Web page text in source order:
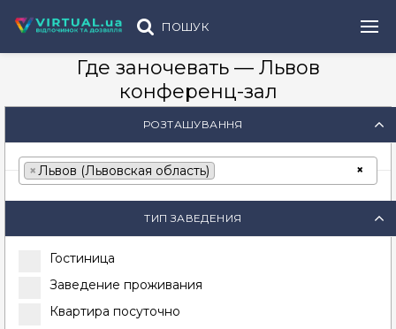
ПОШУК
Где заночевать — Львов
конференц-зал
РОЗТАШУВАННЯ
×
×Львов (Львовская область)
ТИП ЗАВЕДЕНИЯ
Гостиница
Заведение проживания
Квартира посуточно